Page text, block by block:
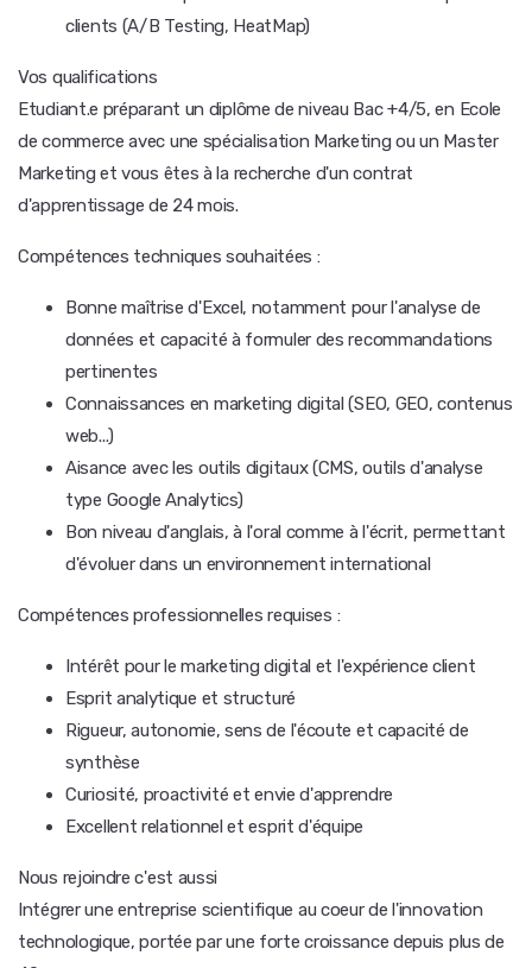
clients (A/B Testing, HeatMap)
Vos qualifications
Etudiant.e préparant un diplôme de niveau Bac +4/5, en Ecole
de commerce avec une spécialisation Marketing ou un Master
Marketing et vous êtes à la recherche d'un contrat
d'apprentissage de 24 mois.
Compétences techniques souhaitées :
Bonne maîtrise d'Excel, notamment pour l'analyse de
données et capacité à formuler des recommandations
pertinentes
Connaissances en marketing digital (SEO, GEO, contenus
web...)
Aisance avec les outils digitaux (CMS, outils d'analyse
type Google Analytics)
Bon niveau d'anglais, à l'oral comme à l'écrit, permettant
d'évoluer dans un environnement international
Compétences professionnelles requises :
Intérêt pour le marketing digital et l'expérience client
Esprit analytique et structuré
Rigueur, autonomie, sens de l'écoute et capacité de
synthèse
Curiosité, proactivité et envie d'apprendre
Excellent relationnel et esprit d'équipe
Nous rejoindre c'est aussi
Intégrer une entreprise scientifique au coeur de l'innovation
technologique, portée par une forte croissance depuis plus de